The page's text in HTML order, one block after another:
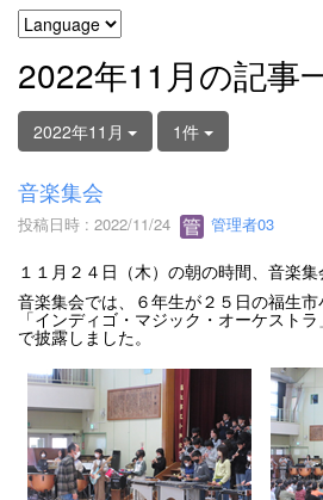
2022年11月の記事
2022年11月 1件
音楽集会
投稿日時 : 2022/11/24 管理者03
１１月２４日（木）の朝の時間、音楽集
音楽集会では、６年生が２５日の福生
「インディゴ・マジック・オーケスト
で披露しました。